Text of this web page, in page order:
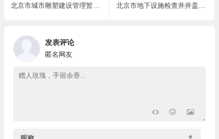
北京市城市雕塑建设管理暂行规定
北京市地下设施检查井井盖管理规定
发表评论
匿名网友